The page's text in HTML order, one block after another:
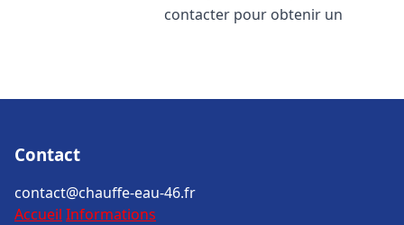
contacter pour obtenir un
Contact
contact@chauffe-eau-46.fr
Accueil Informations